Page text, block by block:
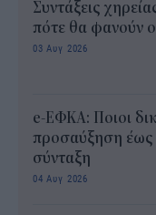
Συντάξεις
πότε θα φανούν
03 Αυγ 2026
e-ΕΦΚΑ: Ποιοι
προσαύξηση έως
σύνταξη
04 Αυγ 2026